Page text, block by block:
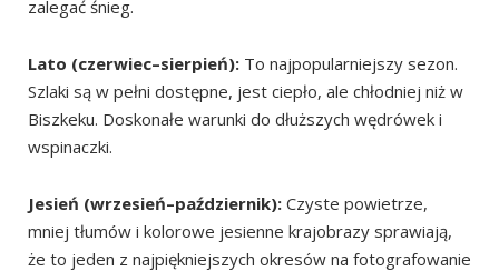
zalegać śnieg.
Lato (czerwiec–sierpień): To najpopularniejszy sezon.
Szlaki są w pełni dostępne, jest ciepło, ale chłodniej niż w
Biszkeku. Doskonałe warunki do dłuższych wędrówek i
wspinaczki.
Jesień (wrzesień–październik): Czyste powietrze,
mniej tłumów i kolorowe jesienne krajobrazy sprawiają,
że to jeden z najpiękniejszych okresów na fotografowanie